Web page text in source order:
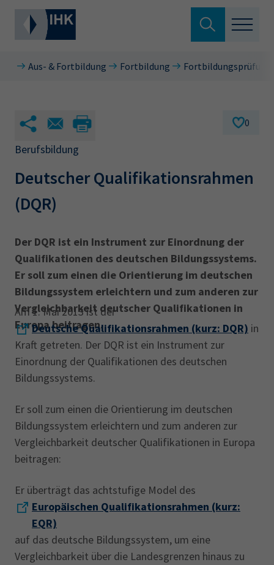
Aus- & Fortbildung
Berufszugang
Ratgeber
Service & Anträge
Über uns
Leichte Sprache
IHK regional
Karriere
EN
IHK Akademie
Magazin Log-in
Suche verlassen
Hier können Sie auch aus den meistgesuchten
34a 34c Ausbildungsvertrag
Fachwirt
AdA
34d
Prüfungstermine
Wirtschaftsfachwirt
34f
Negativerklärung
Sachkundeprüfung
Berichtsheft
AEVO
34i
Betriebswirt Prüfbericht
Aus- & Fortbildung Fortbildung
0
Berufsbildung
Deutscher Qualifikationsrahmen
(DQR)
Der DQR ist ein Instrument zur Einordnung der
Qualifikationen des deutschen Bildungssystems.
Er soll zum einen die Orientierung im deutschen
Bildungssystem erleichtern und zum anderen zur
Vergleichbarkeit deutscher Qualifikationen in
Europa beitragen.
Am 1. Mai 2013 ist der
Deutsche Qualifikationsrahmen (kurz: DQR) in
Kraft getreten. Der DQR ist ein Instrument zur
Einordnung der Qualifikationen des deutschen
Bildungssystems.
Er soll zum einen die Orientierung im deutschen
Bildungssystem erleichtern und zum anderen zur
Vergleichbarkeit deutscher Qualifikationen in Europa
beitragen:
Er überträgt das achtstufige Model des
Europäischen Qualifikationsrahmen (kurz:
EQR)
auf das deutsche Bildungssystem, um eine
Vergleichbarkeit über die Landesgrenzen hinaus zu